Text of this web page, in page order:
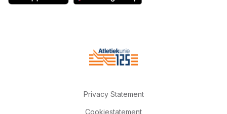
Privacy Statement
Cookiestatement